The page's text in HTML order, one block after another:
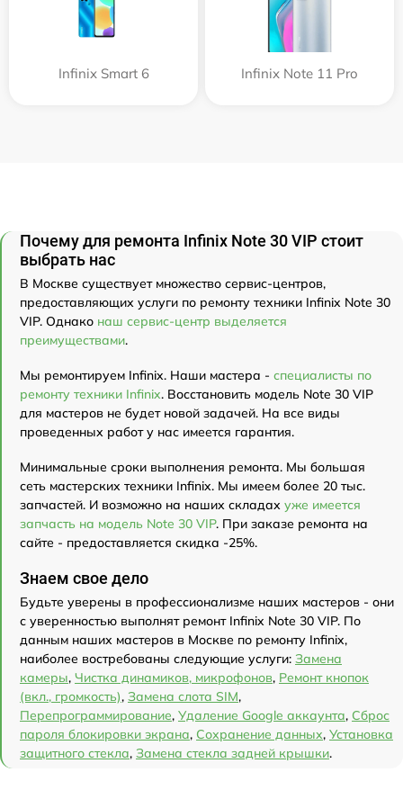
Infinix Smart 6 Infinix Note 11 Pro
Почему для ремонта Infinix Note 30 VIP стоит
выбрать нас
В Москве существует множество сервис-центров,
предоставляющих услуги по ремонту техники Infinix Note 30
VIP. Однако наш сервис-центр выделяется
преимуществами.
Мы ремонтируем Infinix. Наши мастера - специалисты по
ремонту техники Infinix. Восстановить модель Note 30 VIP
для мастеров не будет новой задачей. На все виды
проведенных работ у нас имеется гарантия.
Минимальные сроки выполнения ремонта. Мы большая
сеть мастерских техники Infinix. Мы имеем более 20 тыс.
запчастей. И возможно на наших складах уже имеется
запчасть на модель Note 30 VIP. При заказе ремонта на
сайте - предоставляется скидка -25%.
Знаем свое дело
Будьте уверены в профессионализме наших мастеров - они
с уверенностью выполнят ремонт Infinix Note 30 VIP. По
данным наших мастеров в Москве по ремонту Infinix,
наиболее востребованы следующие услуги: Замена
камеры, Чистка динамиков, микрофонов, Ремонт кнопок
(вкл., громкость), Замена слота SIM,
Перепрограммирование, Удаление Google аккаунта, Сброс
пароля блокировки экрана, Сохранение данных, Установка
защитного стекла, Замена стекла задней крышки.